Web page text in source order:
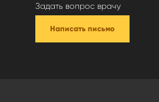
Задать вопрос врачу
Написать письмо